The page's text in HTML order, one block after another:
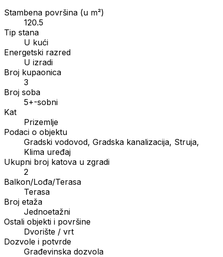
Stambena površina (u m²)
120.5
Tip stana
U kući
Energetski razred
U izradi
Broj kupaonica
3
Broj soba
5+-sobni
Kat
Prizemlje
Podaci o objektu
Gradski vodovod, Gradska kanalizacija, Struja,
Klima uređaj
Ukupni broj katova u zgradi
2
Balkon/Lođa/Terasa
Terasa
Broj etaža
Jednoetažni
Ostali objekti i površine
Dvorište / vrt
Dozvole i potvrde
Građevinska dozvola